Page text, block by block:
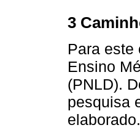
3
Para este
Ensino
(PNLD).
pesquisa
elaborado.